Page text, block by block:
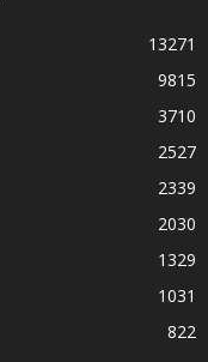
13271
9815
3710
2527
2339
2030
1329
1031
822